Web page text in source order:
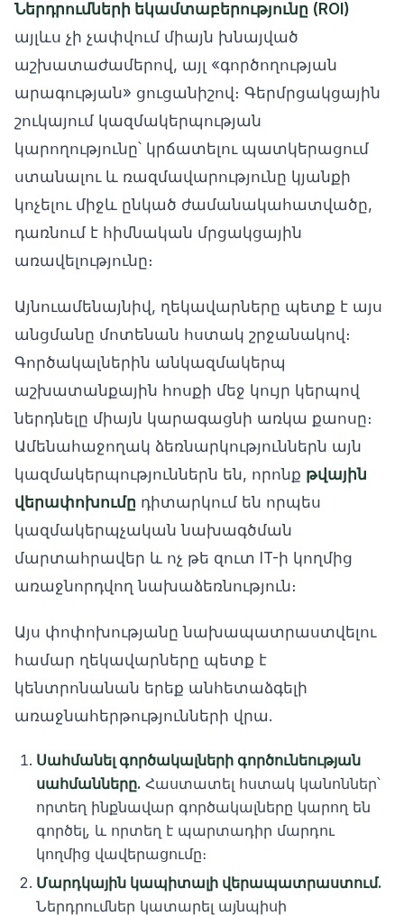
Ներդրումների եկամտաբերությունը (ROI)
այլևս չի չափվում միայն խնայված
աշխատաժամերով, այլ «գործողության
արագության» ցուցանիշով։ Գերմրցակցային
շուկայում կազմակերպության
կարողությունը՝ կրճատելու պատկերացում
ստանալու և ռազմավարությունը կյանքի
կոչելու միջև ընկած ժամանակահատվածը,
դառնում է հիմնական մրցակցային
առավելությունը։
Այնուամենայնիվ, ղեկավարները պետք է այս
անցմանը մոտենան հստակ շրջանակով։
Գործակալներին անկազմակերպ
աշխատանքային հոսքի մեջ կույր կերպով
ներդնելը միայն կարագացնի առկա քաոսը։
Ամենահաջողակ ձեռնարկություններն այն
կազմակերպություններն են, որոնք թվային
վերափոխումը դիտարկում են որպես
կազմակերպչական նախագծման
մարտահրավեր և ոչ թե զուտ IT-ի կողմից
առաջնորդվող նախաձեռնություն։
Այս փոփոխությանը նախապատրաստվելու
համար ղեկավարները պետք է
կենտրոնանան երեք անհետաձգելի
առաջնահերթությունների վրա.
Սահմանել գործակալների գործունեության
սահմանները. Հաստատել հստակ կանոններ՝
որտեղ ինքնավար գործակալները կարող են
գործել, և որտեղ է պարտադիր մարդու
կողմից վավերացումը։
Մարդկային կապիտալի վերապատրաստում.
Ներդրումներ կատարել այնպիսի